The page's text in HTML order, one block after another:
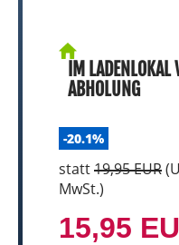
IM
ABHOLUNG
-20.1%
statt19,95 EUR(
MwSt.)
15,95